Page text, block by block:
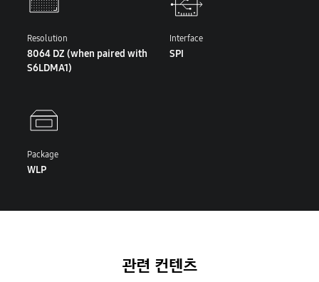
Resolution
8064 DZ (when paired with
S6LDMA1)
Interface
SPI
Package
WLP
관련 컨텐츠